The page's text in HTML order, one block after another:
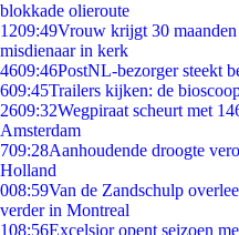
blokkade olieroute
1209:49Vrouw krijgt 30
misdienaar in kerk
4609:46PostNL-bezorger steekt
609:45Trailers kijken: de
2609:32Wegpiraat scheurt met
Amsterdam
709:28Aanhoudende droogte
Holland
008:59Van de Zandschulp
verder in Montreal
108:56Excelsior opent seizoen